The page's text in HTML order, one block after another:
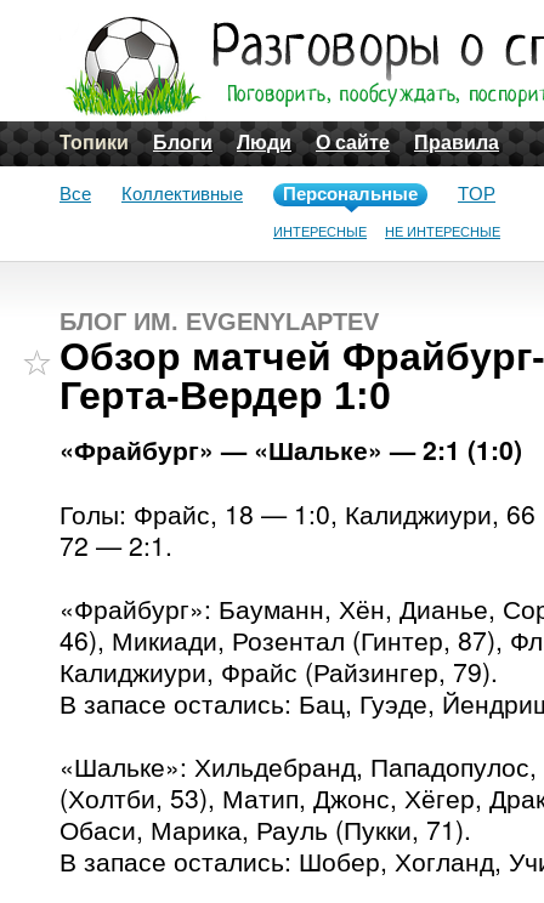
Топики Блоги Люди О сайте Правила
Все Коллективные Персональные
ИНТЕРЕСНЫЕ НЕ ИНТЕРЕСНЫЕ
TOP
БЛОГ ИМ. EVGENYLAPTEV
Обзор матчей
Герта-Вердер 1:0
«Фрайбург» — «Шальке» — 2:1 (1:0)
Голы: Фрайс, 18 — 1:0, Калиджиури,
72 — 2:1.
«Фрайбург»: Бауманн, Хён, Дианье,
46), Микиади, Розентал (Гинтер, 87),
Калиджиури, Фрайс (Райзингер, 79).
В запасе остались: Бац, Гуэде,
«Шальке»: Хильдебранд,
(Холтби, 53), Матип, Джонс, Хёгер,
Обаси, Марика, Рауль (Пукки, 71).
В запасе остались: Шобер, Хогланд,